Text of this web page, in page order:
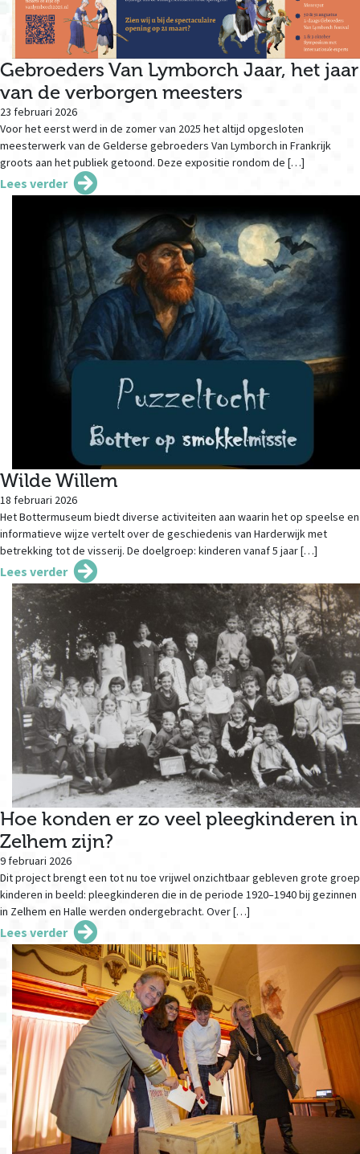
Gebroeders Van Lymborch Jaar, het jaar
van de verborgen meesters
23 februari 2026
Voor het eerst werd in de zomer van 2025 het altijd opgesloten
meesterwerk van de Gelderse gebroeders Van Lymborch in Frankrijk
groots aan het publiek getoond. Deze expositie rondom de […]
Lees verder
Wilde Willem
18 februari 2026
Het Bottermuseum biedt diverse activiteiten aan waarin het op speelse en
informatieve wijze vertelt over de geschiedenis van Harderwijk met
betrekking tot de visserij. De doelgroep: kinderen vanaf 5 jaar […]
Lees verder
Hoe konden er zo veel pleegkinderen in
Zelhem zijn?
9 februari 2026
Dit project brengt een tot nu toe vrijwel onzichtbaar gebleven grote groep
kinderen in beeld: pleegkinderen die in de periode 1920–1940 bij gezinnen
in Zelhem en Halle werden ondergebracht. Over […]
Lees verder